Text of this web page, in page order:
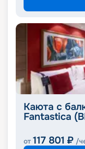
Каюта с
Fantastica
от 117 801 ₽ /